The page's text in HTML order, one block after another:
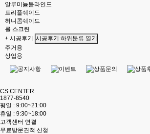
알루미늄블라인드
트리플쉐이드
허니콤쉐이드
롤 스크린
+ 시공후기 시공후기 하위분류 열기
주거용
상업용
CS CENTER
1877-8540
평일 : 9:00~21:00
휴일 : 9:30~18:00
고객센터 연결
무료방문견적 신청